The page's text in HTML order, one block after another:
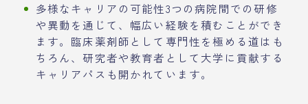
多様なキャリアの可能性3つの病院間での研修
や異動を通じて、幅広い経験を積むことができ
ます。臨床薬剤師として専門性を極める道はも
ちろん、研究者や教育者として大学に貢献する
キャリアパスも開かれています。